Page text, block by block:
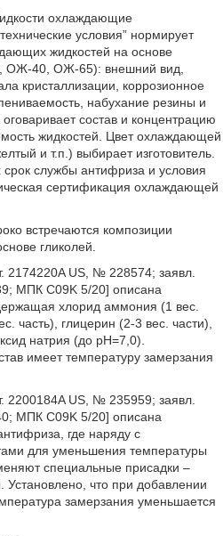
охлаждающие
условия” нормирует
жидкостей на основе
ОЖ-40, ОЖ-65): внешний вид,
кристаллизации, коррозионное
набухание резины и
состав и концентрацию
жидкостей. Цвет охлаждающей
и т.п.) выбирает изготовитель.
службы антифриза и условия
сертификация охлаждающей
встречаются композиции
гликолей.
2174220A US, № 228574; заявл.
МПК C09K 5/20] описана
хлорид аммония (1 вес.
часть), глицерин (2-3 вес. части),
натрия (до рН=7,0).
имеет температуру замерзания
2200184A US, № 235959; заявл.
МПК C09K 5/20] описана
где наряду с
для уменьшения температуры
специальные присадки –
что при добавлении
замерзания уменьшается